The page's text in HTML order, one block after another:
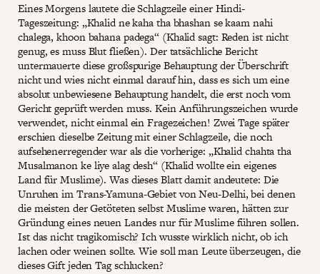
Eines Morgens lautete die Schlagzeile einer Hindi-
Tageszeitung: „Khalid ne kaha tha bhashan se kaam nahi
chalega, khoon bahana padega“ (Khalid sagt: Reden ist nicht
genug, es muss Blut fließen). Der tatsächliche Bericht
untermauerte diese großspurige Behauptung der Überschrift
nicht und wies nicht einmal darauf hin, dass es sich um eine
absolut unbewiesene Behauptung handelt, die erst noch vom
Gericht geprüft werden muss. Kein Anführungszeichen wurde
verwendet, nicht einmal ein Fragezeichen! Zwei Tage später
erschien dieselbe Zeitung mit einer Schlagzeile, die noch
aufsehenerregender war als die vorherige: „Khalid chahta tha
Musalmanon ke liye alag desh“ (Khalid wollte ein eigenes
Land für Muslime). Was dieses Blatt damit andeutete: Die
Unruhen im Trans-Yamuna-Gebiet von Neu-Delhi, bei denen
die meisten der Getöteten selbst Muslime waren, hätten zur
Gründung eines neuen Landes nur für Muslime führen sollen.
Ist das nicht tragikomisch? Ich wusste wirklich nicht, ob ich
lachen oder weinen sollte. Wie soll man Leute überzeugen, die
dieses Gift jeden Tag schlucken?